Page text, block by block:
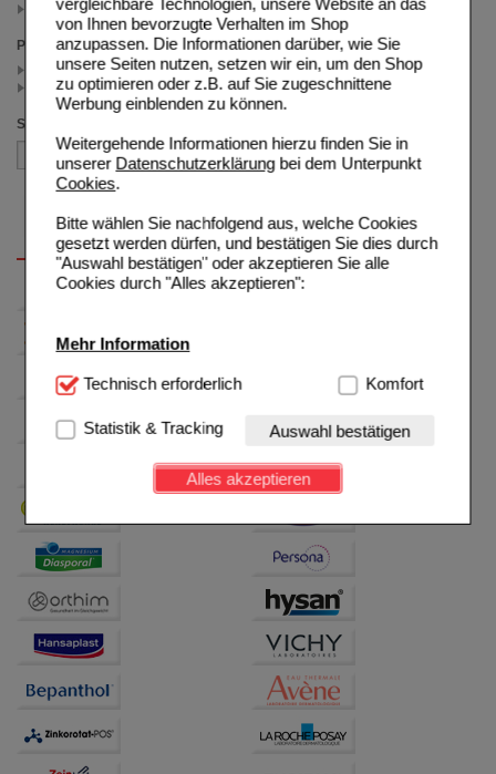
vergleichbare Technologien, unsere Website an das
von Ihnen bevorzugte Verhalten im Shop
anzupassen. Die Informationen darüber, wie Sie
unsere Seiten nutzen, setzen wir ein, um den Shop
zu optimieren oder z.B. auf Sie zugeschnittene
Werbung einblenden zu können.
Weitergehende Informationen hierzu finden Sie in
unserer Datenschutzerklärungbei dem Unterpunkt
Cookies.
Bitte wählen Sie nachfolgend aus, welche Cookies
gesetzt werden dürfen, und bestätigen Sie dies durch
"Auswahl bestätigen" oder akzeptieren Sie alle
Cookies durch "Alles akzeptieren":
Mehr Information
Technisch Notwendig:Hierbei handelt es sich um
Website notwendig sind (z.B. Navigation, Warenkorb,
Kundenkonto), weshalb auf diese nicht verzichtet
werden kann.
Einkaufserlebnis noch ansprechender zu gestalten,
beispielsweise für die Wiedererkennung des
Besuchers oder unsere Seite an bevorzugte
anzupassen. Komfort-Cookies ermöglichen es uns
anzuzeigen und unser Partnerprogramm zu
betreiben.
Statistik & Tracking:
Hierüber lassen sich
Informationen über die Art und Weise der Nutzung
unserer Website sammeln, mit deren Hilfe wir unsere
Website weiter für Sie optimieren können, den Inhalt
Technisch erforderlich Komfort
Statistik & Tracking Auswahl bestätigen
Alles akzeptieren
1 St (1)
Preis
< 20.00 (2)
>= 20.00 (1)
Sortieren nach